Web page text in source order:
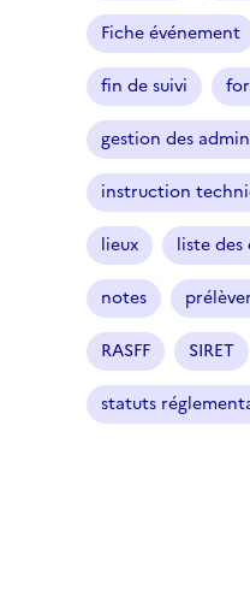
Fiche événement
fin de suivi
gestion des
instruction
lieux liste des
notes
RASFF SIRET
statuts